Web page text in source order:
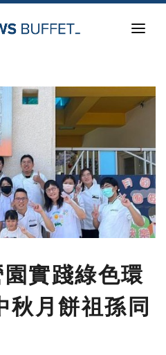
實踐綠色環
秋月餅祖孫同